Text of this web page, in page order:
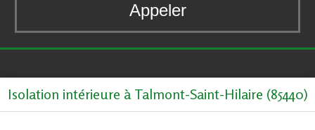
Appeler
Isolation intérieure à Talmont-Saint-Hilaire (85440)